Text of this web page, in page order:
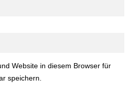
Website in diesem Browser für
speichern.